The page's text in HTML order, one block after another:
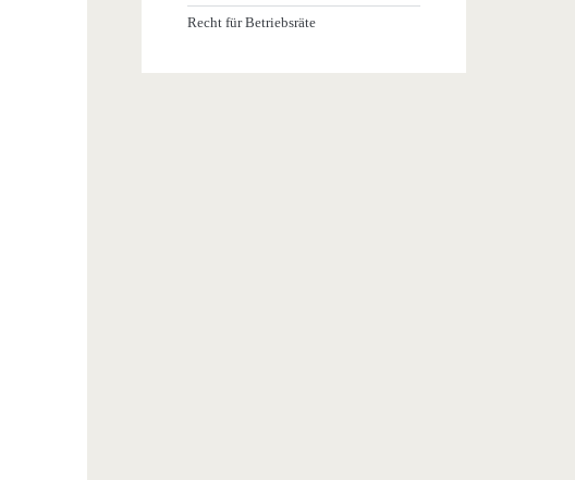
Recht für Betriebsräte